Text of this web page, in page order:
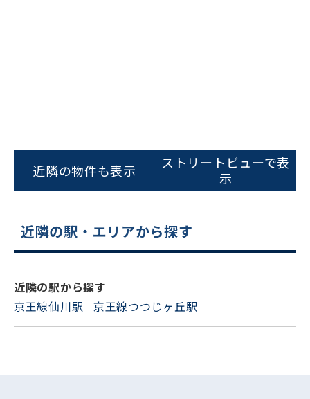
をお伝えいただくと
スムーズにご案内できます
平日 9:00〜18:00
近隣の物件も表示
ストリートビューで表
示
近隣の駅・エリアから探す
近隣の駅から探す
京王線仙川駅
京王線つつじヶ丘駅